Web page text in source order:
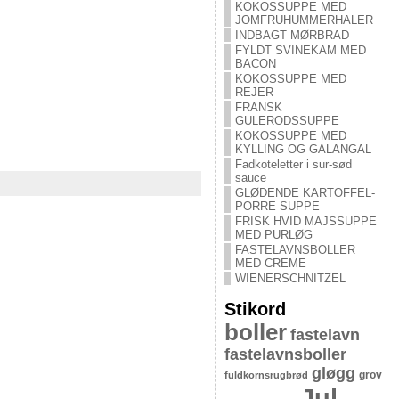
KOKOSSUPPE MED
JOMFRUHUMMERHALER
INDBAGT MØRBRAD
FYLDT SVINEKAM MED
BACON
KOKOSSUPPE MED
REJER
FRANSK
GULERODSSUPPE
KOKOSSUPPE MED
KYLLING OG GALANGAL
Fadkoteletter i sur-sød
sauce
GLØDENDE KARTOFFEL-
PORRE SUPPE
FRISK HVID MAJSSUPPE
MED PURLØG
FASTELAVNSBOLLER
MED CREME
WIENERSCHNITZEL
Stikord
boller fastelavn
fastelavnsboller
fuldkornsrugbrød gløgg grov